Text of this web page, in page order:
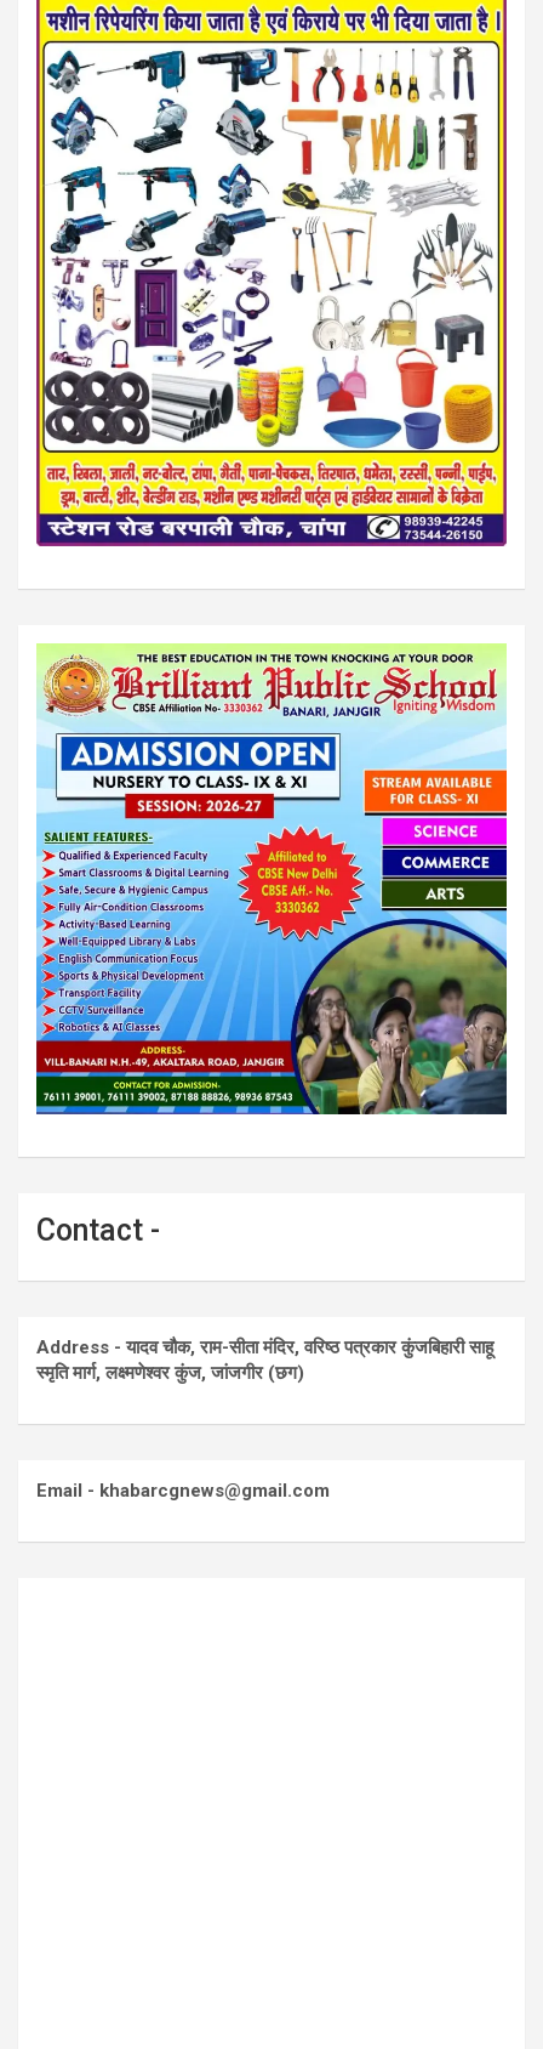
Contact -
Address - यादव चौक, राम-सीता मंदिर, वरिष्ठ पत्रकार कुंजबिहारी साहू
स्मृति मार्ग, लक्ष्मणेश्वर कुंज, जांजगीर (छग)
Email - khabarcgnews@gmail.com